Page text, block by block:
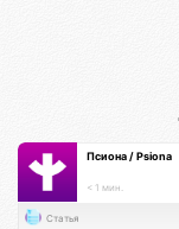
Псиона / Psiona
< 1 мин.
Статья